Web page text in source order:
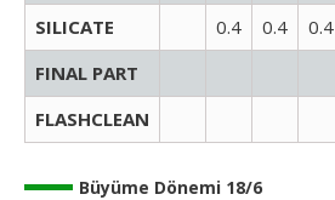
SILICATE
0.4 0.4 0.4
FINAL PART
FLASHCLEAN
Büyüme Dönemi 18/6